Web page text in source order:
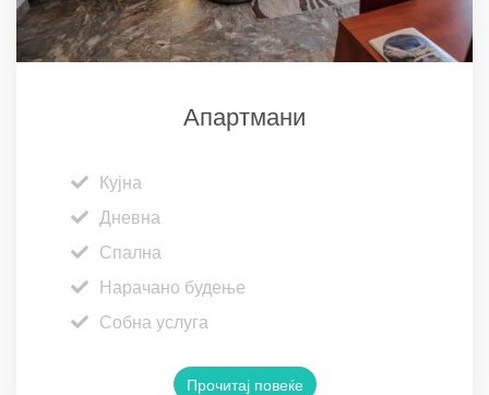
Апартмани
Кујна
Дневна
Спална
Нарачано будење
Собна услуга
Прочитај повеќе